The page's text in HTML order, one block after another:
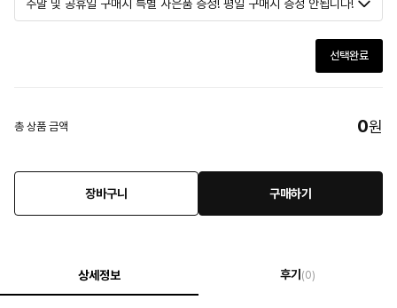
선택완료
총 상품 금액 0원
장바구니 구매하기
상세정보 후기 (0)